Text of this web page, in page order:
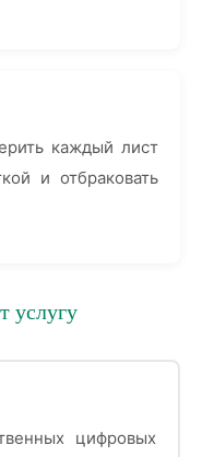
каждый лист
и отбраковать
услугу
цифровых